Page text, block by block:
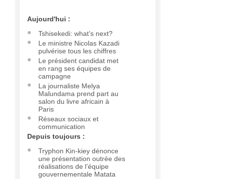
Aujourd'hui :
Tshisekedi: what’s next?
Le ministre Nicolas Kazadi
pulvérise tous les chiffres
Le président candidat met
en rang ses équipes de
campagne
La journaliste Melya
Malundama prend part au
salon du livre africain à
Paris
Réseaux sociaux et
communication
Depuis toujours :
Tryphon Kin-kiey dénonce
une présentation outrée des
réalisations de l’équipe
gouvernementale Matata